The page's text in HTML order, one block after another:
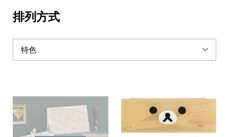
排列方式